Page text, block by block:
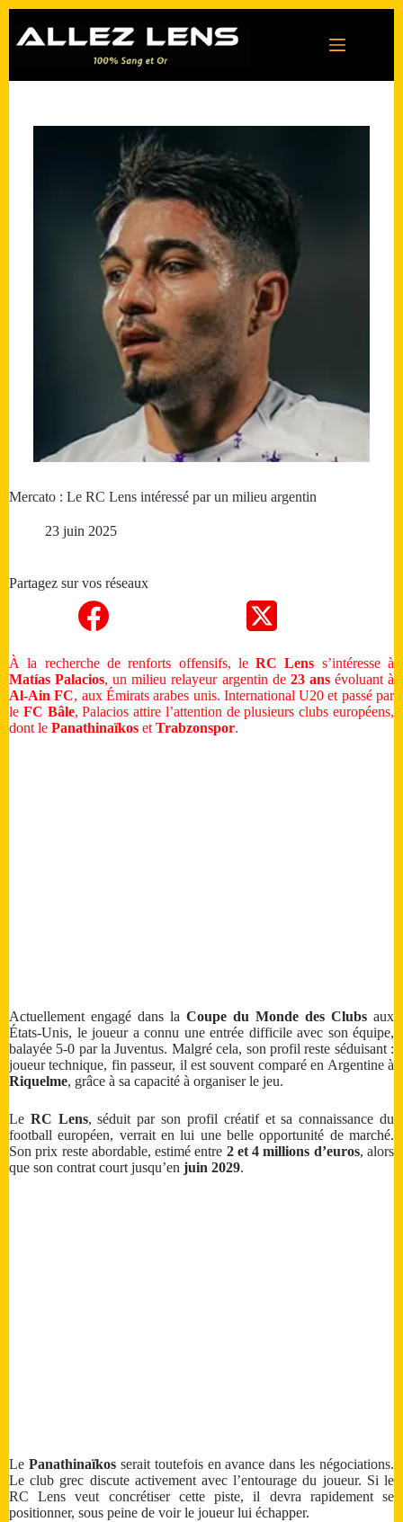
contenu
Mercato : Le RC Lens intéressé par un milieu argentin
23 juin 2025
Partagez sur vos réseaux
À la recherche de renforts offensifs, leRC Lens s’intéresse à
Matías Palacios, un milieu relayeur argentin de 23 ansévoluant à
Al-Ain FC, aux Émirats arabes unis. International U20 et passé par
le FC Bâle, Palacios attire l’attention de plusieurs clubs européens,
dont le Panathinaïkos et Trabzonspor.
Actuellement engagé dans la Coupe du Monde des Clubs aux
États-Unis, le joueur a connu une entrée difficile avec son équipe,
balayée 5-0 par la Juventus. Malgré cela, son profil reste séduisant :
joueur technique, fin passeur, il est souvent comparé en Argentine à
Riquelme, grâce à sa capacité à organiser le jeu.
Le RC Lens, séduit par son profil créatif et sa connaissance du
football européen, verrait en lui une belle opportunité de marché.
Son prix reste abordable, estimé entre 2 et 4 millions d’euros, alors
que son contrat court jusqu’en juin 2029.
Le Panathinaïkosserait toutefois en avance dans les négociations.
Le club grec discute activement avec l’entourage du joueur. Si le
RC Lens veut concrétiser cette piste, il devra rapidement se
positionner, sous peine de voir le joueur lui échapper.